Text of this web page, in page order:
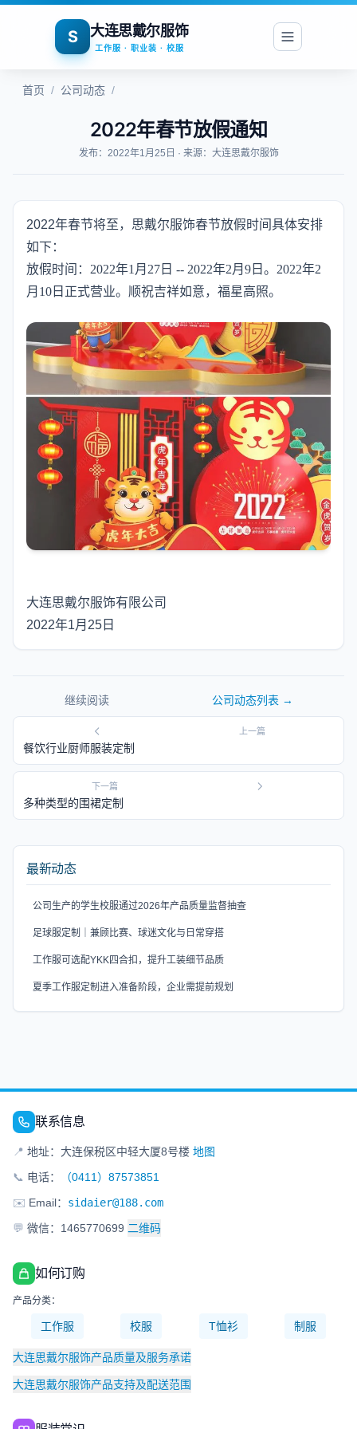
S 大连思戴尔服饰
工作服 · 职业装 · 校服
首页 / 公司动态 /
2022年春节放假通知
发布：2022年1月25日 · 来源：大连思戴尔服饰
2022年春节将至，思戴尔服饰春节放假时间具体安排
如下：
放假时间：2022年1月27日 -- 2022年2月9日。2022年2
月10日正式营业。顺祝吉祥如意，福星高照。
大连思戴尔服饰有限公司
2022年1月25日
继续阅读 公司动态列表 →
上一篇
餐饮行业厨师服装定制
下一篇
多种类型的围裙定制
最新动态
公司生产的学生校服通过2026年产品质量监督抽查
足球服定制｜兼顾比赛、球迷文化与日常穿搭
工作服可选配YKK四合扣，提升工装细节品质
夏季工作服定制进入准备阶段，企业需提前规划
联系信息
📍 地址：大连保税区中轻大厦8号楼 地图
📞 电话：
（0411）87573851
✉️ Email： sidaier@188.com
💬 微信：1465770699 二维码
如何订购
产品分类：
工作服 校服 T恤衫 制服
大连思戴尔服饰产品质量及服务承诺
大连思戴尔服饰产品支持及配送范围